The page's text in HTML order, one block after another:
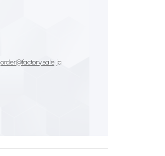
order@factory.sale ja